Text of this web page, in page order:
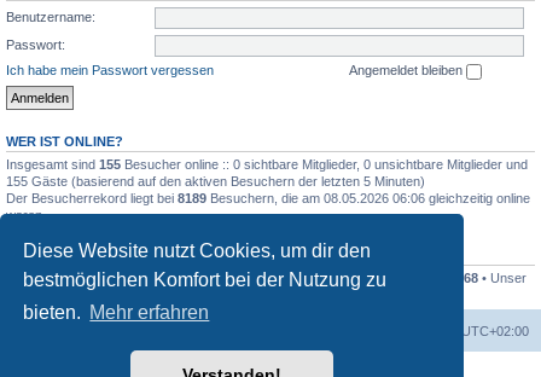
Diese Website nutzt Cookies, um dir den
bestmöglichen Komfort bei der Nutzung zu
bieten. Mehr erfahren
Benutzername:
Passwort:
Ich habe mein Passwort vergessen
Angemeldet bleiben
WER IST ONLINE?
Insgesamt sind 155 Besucher online :: 0 sichtbare Mitglieder, 0 unsichtbare Mitglieder und
155 Gäste (basierend auf den aktiven Besuchern der letzten 5 Minuten)
Der Besucherrekord liegt bei 8189 Besuchern, die am 08.05.2026 06:06 gleichzeitig online
waren.
STATISTIK
Beiträge insgesamt41259• Themen insgesamt 1169• Mitglieder insgesamt 1268 • Unser
neuestes Mitglied:
UTC+02:00
Powered byphpBB® Forum Software © phpBB Limited